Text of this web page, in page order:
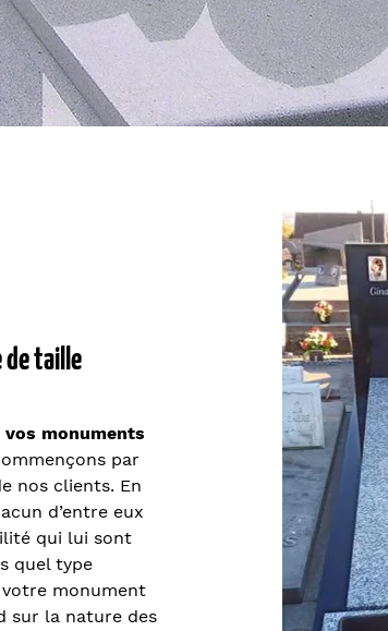
de taille
monuments
par
nos clients. En
d’entre eux
qui lui sont
quel type
monument
sur la nature des